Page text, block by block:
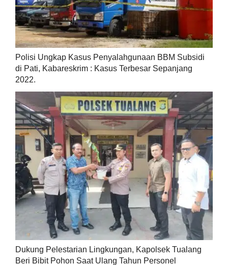
Polisi Ungkap Kasus Penyalahgunaan BBM Subsidi
di Pati, Kabareskrim : Kasus Terbesar Sepanjang
2022.
Dukung Pelestarian Lingkungan, Kapolsek Tualang
Beri Bibit Pohon Saat Ulang Tahun Personel